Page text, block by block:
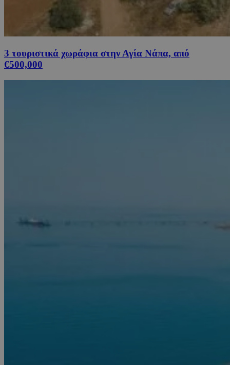
3 τουριστικά χωράφια στην Αγία Νάπα, από
€500,000